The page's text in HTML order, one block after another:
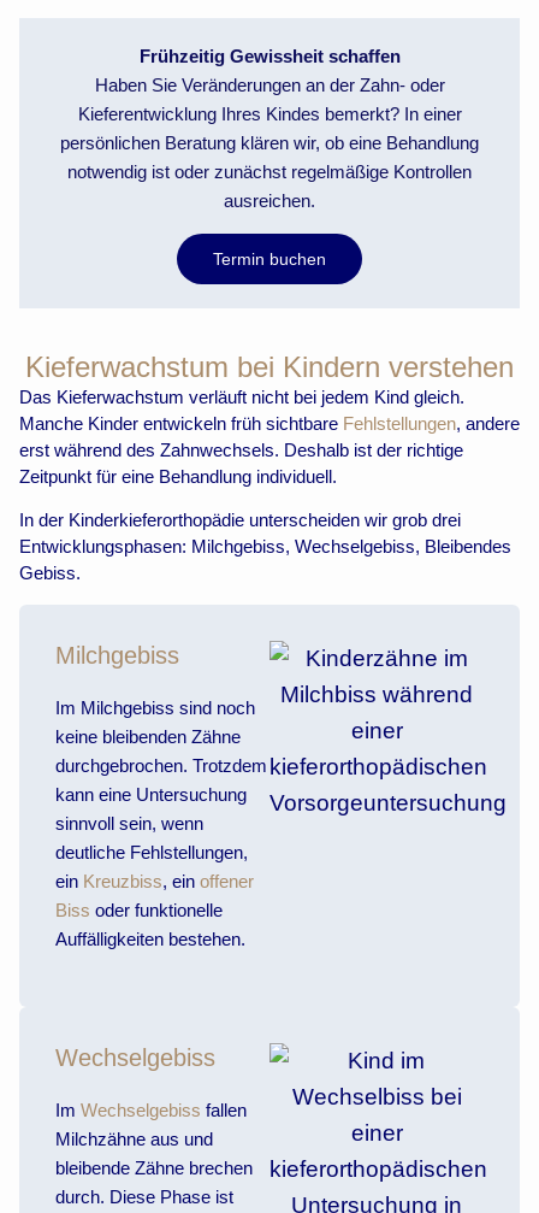
Frühzeitig Gewissheit schaffen
Haben Sie Veränderungen an der Zahn- oder
Kieferentwicklung Ihres Kindes bemerkt? In einer
persönlichen Beratung klären wir, ob eine Behandlung
notwendig ist oder zunächst regelmäßige Kontrollen
ausreichen.
Termin buchen
Kieferwachstum bei Kindern verstehen
Das Kieferwachstum verläuft nicht bei jedem Kind gleich.
Manche Kinder entwickeln früh sichtbare Fehlstellungen, andere
erst während des Zahnwechsels. Deshalb ist der richtige
Zeitpunkt für eine Behandlung individuell.
In der Kinderkieferorthopädie unterscheiden wir grob drei
Entwicklungsphasen: Milchgebiss, Wechselgebiss, Bleibendes
Gebiss.
Milchgebiss
Im Milchgebiss sind noch
keine bleibenden Zähne
durchgebrochen. Trotzdem
kann eine Untersuchung
sinnvoll sein, wenn
deutliche Fehlstellungen,
ein Kreuzbiss, ein offener
Biss oder funktionelle
Auffälligkeiten bestehen.
Wechselgebiss
Im Wechselgebiss fallen
Milchzähne aus und
bleibende Zähne brechen
durch. Diese Phase ist